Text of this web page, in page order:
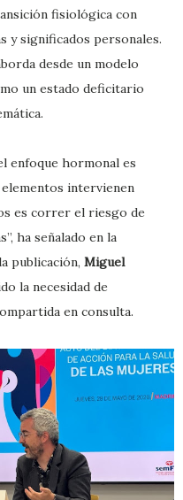
fisiológica con
y significados personales.
desde un modelo
un estado deficitario
enfoque hormonal es
intervienen
es correr el riesgo de
ha señalado en la
publicación, Miguel
la necesidad de
en consulta.